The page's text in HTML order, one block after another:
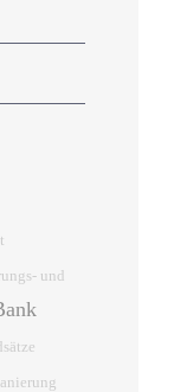
und